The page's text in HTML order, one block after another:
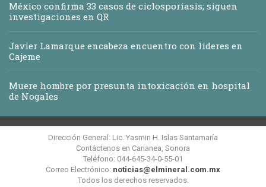
México confirma 33 casos de ciclosporiasis; siguen
investigaciones en QR
Javier Lamarque encabeza encuentro con líderes en
Cajeme
Muere hombre por presunta intoxicación en hospital
de Nogales
Dirección General: Lic. Yasmin H. Islas Santamaría
Contáctenos en Cananea, Sonora
Teléfono: 044-645-34-0-55-01
Correo Electrónico: noticias@elmineral.com.mx
Todos los derechos reservados.